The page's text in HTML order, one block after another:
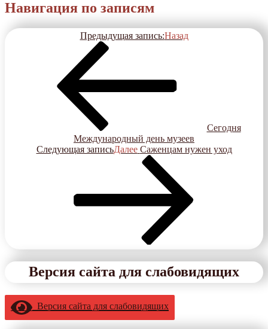
Навигация по записям
Предыдущая запись:Назад
Сегодня
Международный день музеев
Следующая записьДалее Саженцам нужен уход
Версия сайта для слабовидящих
Версия сайта для слабовидящих